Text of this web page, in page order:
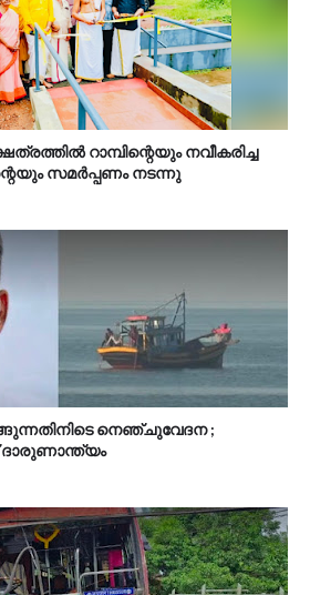
റാമ്പിന്റെയും നവീകരിച്ച
സമർപ്പണം നടന്നു
നെഞ്ചുവേദന ;
ദാരുണാന്ത്യം